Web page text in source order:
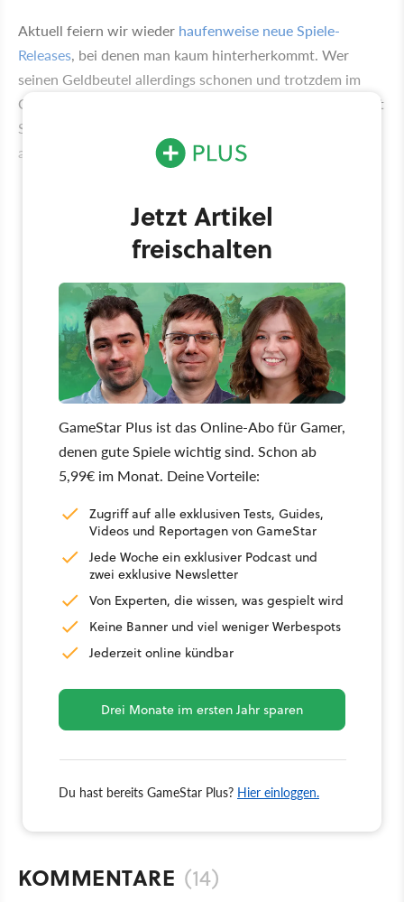
Aktuell feiern wir wieder haufenweise neue Spiele-
Releases, bei denen man kaum hinterherkommt. Wer
seinen Geldbeutel allerdings schonen und trotzdem im
Gaming-Sessel versinken will, kann sich im Steam Sale mit
Spielen eindecken, die gerade zu historischen Tiefpreisen
angeboten werden.
Jetzt Artikel
freischalten
GameStar Plus ist das Online-Abo für Gamer,
denen gute Spiele wichtig sind. Schon ab
5,99€ im Monat. Deine Vorteile:
Zugriff auf alle exklusiven Tests, Guides,
Videos und Reportagen von GameStar
Jede Woche ein exklusiver Podcast und
zwei exklusive Newsletter
Von Experten, die wissen, was gespielt wird
Keine Banner und viel weniger Werbespots
Jederzeit online kündbar
Drei Monate im ersten Jahr sparen
Du hast bereits GameStar Plus? Hier einloggen.
KOMMENTARE (14)